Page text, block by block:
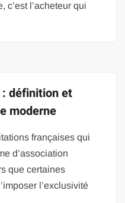
c’est l’acheteur qui
définition et
moderne
françaises qui
d’association
que certaines
l’exclusivité